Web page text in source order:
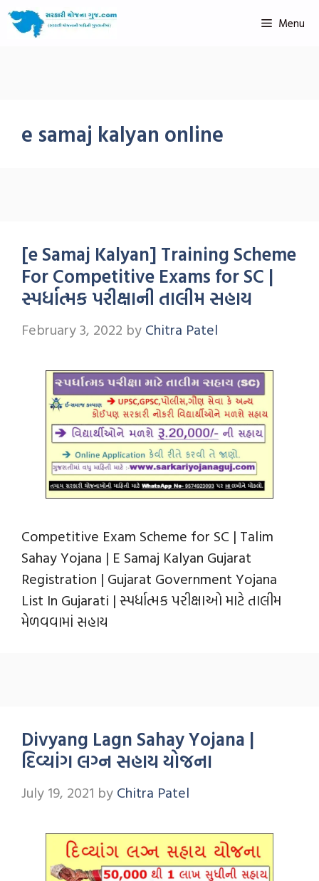
Menu
e samaj kalyan online
[e Samaj Kalyan] Training Scheme
For Competitive Exams for SC |
સ્પર્ધાત્મક પરીક્ષાની તાલીમ સહાય
February 3, 2022 by Chitra Patel
Competitive Exam Scheme for SC | Talim
Sahay Yojana | E Samaj Kalyan Gujarat
Registration | Gujarat Government Yojana
List In Gujarati | સ્પર્ધાત્મક પરીક્ષાઓ માટે તાલીમ
મેળવવામાં સહાય
Divyang Lagn Sahay Yojana |
દિવ્યાંગ લગ્ન સહાય યોજના
July 19, 2021 by Chitra Patel